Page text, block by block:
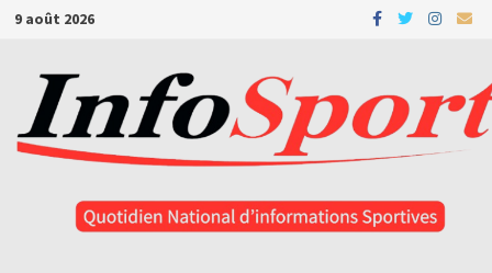
Passer
contenu
9 août 2026